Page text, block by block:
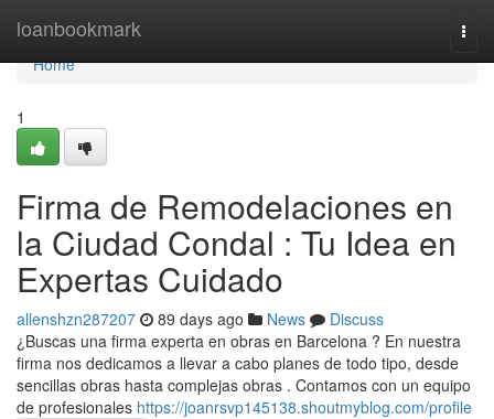
loanbookmark
Home
Home
1
Firma de Remodelaciones en
la Ciudad Condal : Tu Idea en
Expertas Cuidado
allenshzn287207 89 days ago News
Discuss
¿Buscas una firma experta en obras en Barcelona ? En nuestra
firma nos dedicamos a llevar a cabo planes de todo tipo, desde
sencillas obras hasta complejas obras . Contamos con un equipo
de profesionales https://joanrsvp145138.shoutmyblog.com/profile